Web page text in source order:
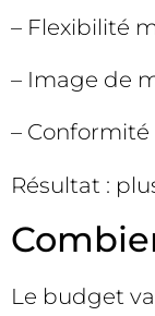
– Flexibilité
– Image de
– Conformité
Résultat :
Le budget